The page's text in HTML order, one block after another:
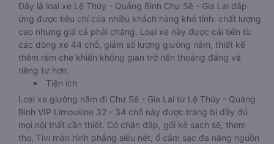
Đây là loại xe Lệ Thủy - Quảng Bình Chư Sê - Gia Lai đáp
ứng được tiêu chí của nhiều khách hàng khó tính: chất lượng
cao nhưng giá cả phải chăng. Loại xe này được cải tiến từ
các dòng xe 44 chỗ, giảm số lượng giường nằm, thiết kế
thêm rèm che khiến không gian trở nên thoáng đãng và
riêng tư hơn.
Tiện ích
Loại xe giường nằm đi Chư Sê - Gia Lai từ Lệ Thủy - Quảng
Bình VIP Limousine 32 - 34 chỗ này được trang bị đầy đủ
mọi nội thất cần thiết. Có chăn đắp, gối kê sạch sẽ, thơm
tho, Tivi màn hình phẳng siêu nét, ổ cắm sạc đa năng nguồn